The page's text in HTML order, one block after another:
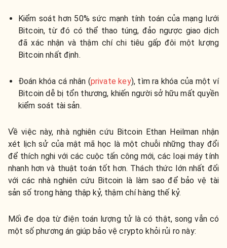
Kiểm soát hơn 50% sức mạnh tính toán của mạng lưới
Bitcoin, từ đó có thể thao túng, đảo ngược giao dịch
đã xác nhận và thậm chí chi tiêu gấp đôi một lượng
Bitcoin nhất định.
Đoán khóa cá nhân (private key), tìm ra khóa của một ví
Bitcoin dễ bị tổn thương, khiến người sở hữu mất quyền
kiểm soát tài sản.
Về việc này, nhà nghiên cứu Bitcoin Ethan Heilman nhận
xét lịch sử của mật mã học là một chuỗi những thay đổi
để thích nghi với các cuộc tấn công mới, các loại máy tính
nhanh hơn và thuật toán tốt hơn. Thách thức lớn nhất đối
với các nhà nghiên cứu Bitcoin là làm sao để bảo vệ tài
sản số trong hàng thập kỷ, thậm chí hàng thế kỷ.
Mối đe dọa từ điện toán lượng tử là có thật, song vẫn có
một số phương án giúp bảo vệ crypto khỏi rủi ro này: